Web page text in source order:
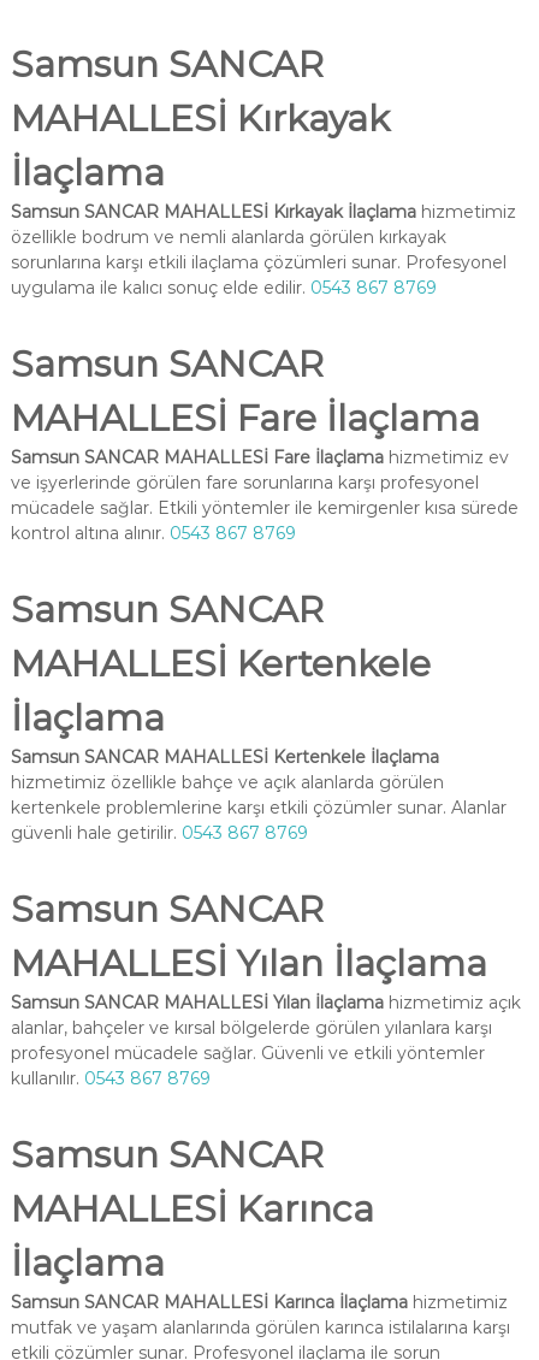
Samsun SANCAR
MAHALLESİ Kırkayak
İlaçlama
Samsun SANCAR MAHALLESİ Kırkayak İlaçlamahizmetimiz
özellikle bodrum ve nemli alanlarda görülen kırkayak
sorunlarına karşı etkili ilaçlama çözümleri sunar. Profesyonel
uygulama ile kalıcı sonuç elde edilir. 0543 867 8769
Samsun SANCAR
MAHALLESİ Fare İlaçlama
Samsun SANCAR MAHALLESİ Fare İlaçlamahizmetimiz ev
ve işyerlerinde görülen fare sorunlarına karşı profesyonel
mücadele sağlar. Etkili yöntemler ile kemirgenler kısa sürede
kontrol altına alınır. 0543 867 8769
Samsun SANCAR
MAHALLESİ Kertenkele
İlaçlama
Samsun SANCAR MAHALLESİ Kertenkele İlaçlama
hizmetimiz özellikle bahçe ve açık alanlarda görülen
kertenkele problemlerine karşı etkili çözümler sunar. Alanlar
güvenli hale getirilir. 0543 867 8769
Samsun SANCAR
MAHALLESİ Yılan İlaçlama
Samsun SANCAR MAHALLESİ Yılan İlaçlamahizmetimiz açık
alanlar, bahçeler ve kırsal bölgelerde görülen yılanlara karşı
profesyonel mücadele sağlar. Güvenli ve etkili yöntemler
kullanılır. 0543 867 8769
Samsun SANCAR
MAHALLESİ Karınca
İlaçlama
Samsun SANCAR MAHALLESİ Karınca İlaçlamahizmetimiz
mutfak ve yaşam alanlarında görülen karınca istilalarına karşı
etkili çözümler sunar. Profesyonel ilaçlama ile sorun